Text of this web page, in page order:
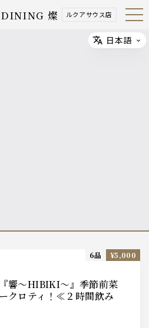
燦 ルクアサウス店 Open
Navig
クロティ！≪２時間飲み
6品 ¥5,000
Select
日本語